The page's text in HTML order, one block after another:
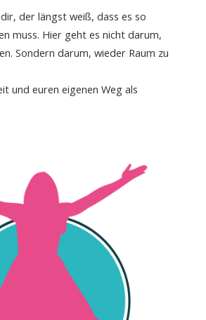
der längst weiß, dass es so
muss. Hier geht es nicht darum,
Sondern darum, wieder Raum zu
und euren eigenen Weg als